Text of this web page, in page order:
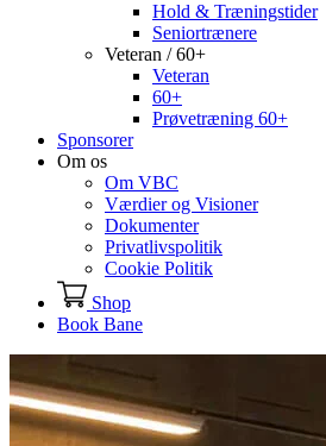
Hold & Træningstider
Seniortrænere
Veteran / 60+
Veteran
60+
Prøvetræning 60+
Sponsorer
Om os
Om VBC
Værdier og Visioner
Dokumenter
Privatlivspolitik
Cookie Politik
Shop
Book Bane